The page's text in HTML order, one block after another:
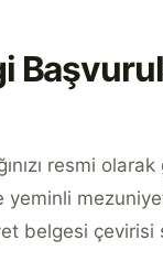
resmi
yeminli
belgesi çevirisi